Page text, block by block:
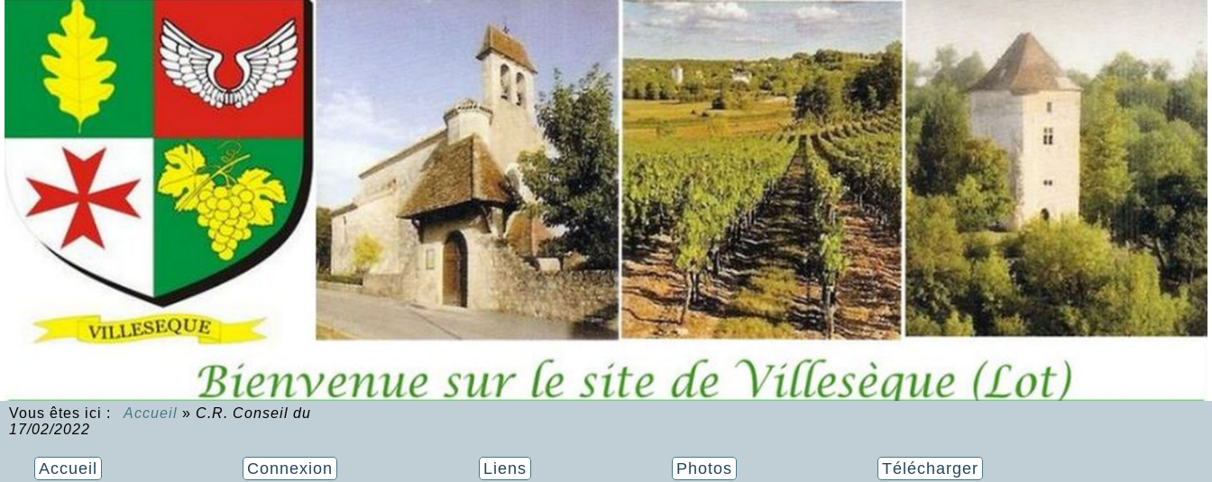
Vous êtes ici : Accueil » C.R. Conseil du
17/02/2022
Accueil Connexion Liens Photos Télécharger